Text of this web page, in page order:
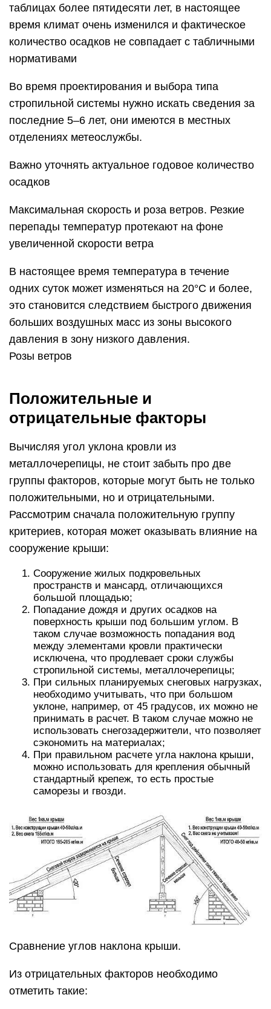
таблицах более пятидесяти лет, в настоящее
время климат очень изменился и фактическое
количество осадков не совпадает с табличными
нормативами
Во время проектирования и выбора типа
стропильной системы нужно искать сведения за
последние 5–6 лет, они имеются в местных
отделениях метеослужбы.
Важно уточнять актуальное годовое количество
осадков
Максимальная скорость и роза ветров. Резкие
перепады температур протекают на фоне
увеличенной скорости ветра
В настоящее время температура в течение
одних суток может изменяться на 20°С и более,
это становится следствием быстрого движения
больших воздушных масс из зоны высокого
давления в зону низкого давления.
Розы ветров
Положительные и
отрицательные факторы
Вычисляя угол уклона кровли из
металлочерепицы, не стоит забыть про две
группы факторов, которые могут быть не только
положительными, но и отрицательными.
Рассмотрим сначала положительную группу
критериев, которая может оказывать влияние на
сооружение крыши:
Сооружение жилых подкровельных
пространств и мансард, отличающихся
большой площадью;
Попадание дождя и других осадков на
поверхность крыши под большим углом. В
таком случае возможность попадания вод
между элементами кровли практически
исключена, что продлевает сроки службы
стропильной системы, металлочерепицы;
При сильных планируемых снеговых нагрузках,
необходимо учитывать, что при большом
уклоне, например, от 45 градусов, их можно не
принимать в расчет. В таком случае можно не
использовать снегозадержители, что позволяет
сэкономить на материалах;
При правильном расчете угла наклона крыши,
можно использовать для крепления обычный
стандартный крепеж, то есть простые
саморезы и гвозди.
Сравнение углов наклона крыши.
Из отрицательных факторов необходимо
отметить такие: